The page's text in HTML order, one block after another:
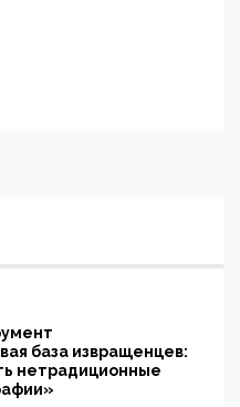
база извращенцев:
нетрадиционные